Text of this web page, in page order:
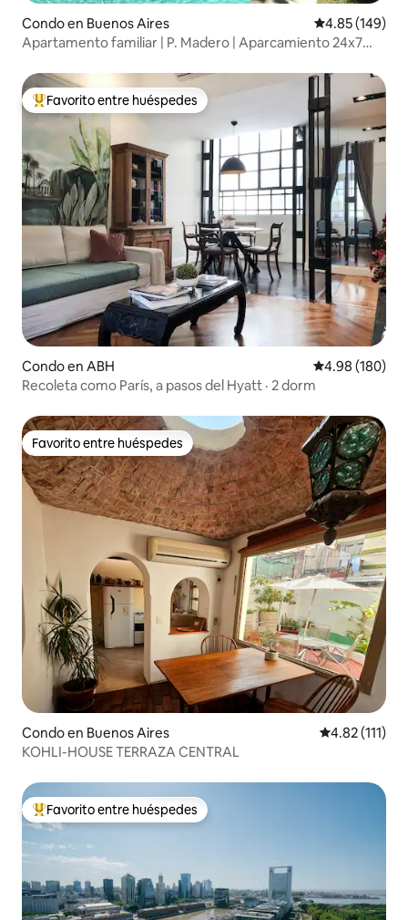
Condo en Buenos Aires Calificación
4.85 (149)
Apartamento familiar | P. Madero | Aparcamiento 24x7
Favorito entre huéspedes preferido
Favorito entre huéspedes
Condo en ABH Calificación
4.98 (180)
Recoleta como París, a pasos del Hyatt · 2 dorm
Favorito entre huéspedes
Favorito entre huéspedes
Condo en Buenos Aires Calificación
4.82 (111)
KOHLI-HOUSE TERRAZA CENTRAL
Favorito entre huéspedes preferido
Favorito entre huéspedes